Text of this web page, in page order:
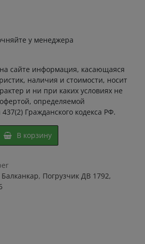
у менеджера
сайте информация, касающаяся
наличия и стоимости, носит
и ни при каких условиях не
определяемой
Гражданского кодекса РФ.
В корзину
, Погрузчик ДВ 1792,